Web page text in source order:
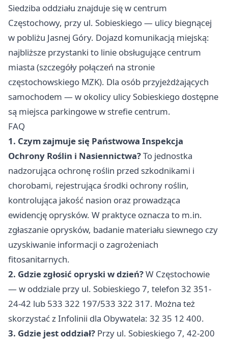
Siedziba oddziału znajduje się w centrum
Częstochowy, przy ul. Sobieskiego — ulicy biegnącej
w pobliżu Jasnej Góry. Dojazd komunikacją miejską:
najbliższe przystanki to linie obsługujące centrum
miasta (szczegóły połączeń na stronie
częstochowskiego MZK). Dla osób przyjeżdżających
samochodem — w okolicy ulicy Sobieskiego dostępne
są miejsca parkingowe w strefie centrum.
FAQ
1. Czym zajmuje się Państwowa Inspekcja
Ochrony Roślin i Nasiennictwa?To jednostka
nadzorująca ochronę roślin przed szkodnikami i
chorobami, rejestrująca środki ochrony roślin,
kontrolująca jakość nasion oraz prowadząca
ewidencję oprysków. W praktyce oznacza to m.in.
zgłaszanie oprysków, badanie materiału siewnego czy
uzyskiwanie informacji o zagrożeniach
fitosanitarnych.
2. Gdzie zgłosić opryski w dzień?W Częstochowie
— w oddziale przy ul. Sobieskiego 7, telefon 32 351-
24-42 lub 533 322 197/533 322 317. Można też
skorzystać z Infolinii dla Obywatela: 32 35 12 400.
3. Gdzie jest oddział? Przy ul. Sobieskiego 7, 42-200